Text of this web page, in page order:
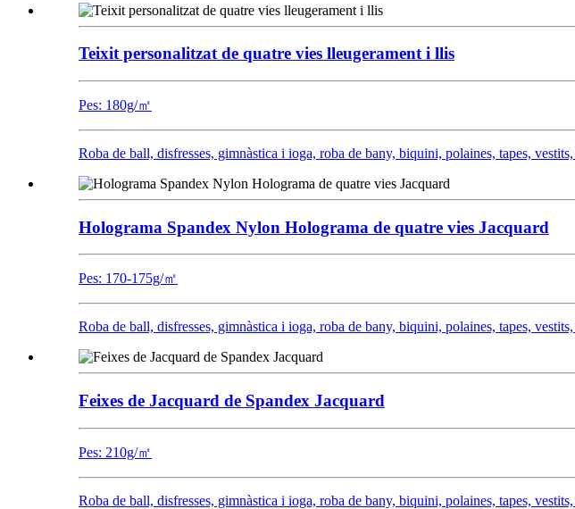
Teixit personalitzat de quatre vies lleugerament i llis
Pes: 180g/㎡
Roba de ball, disfresses, gimnàstica i ioga, roba de bany, biquini, polaines, tapes,
Holograma Spandex Nylon Holograma de quatre vies Jacquard
Pes: 170-175g/㎡
Roba de ball, disfresses, gimnàstica i ioga, roba de bany, biquini, polaines, tapes,
Feixes de Jacquard de Spandex Jacquard
Pes: 210g/㎡
Roba de ball, disfresses, gimnàstica i ioga, roba de bany, biquini, polaines, tapes,